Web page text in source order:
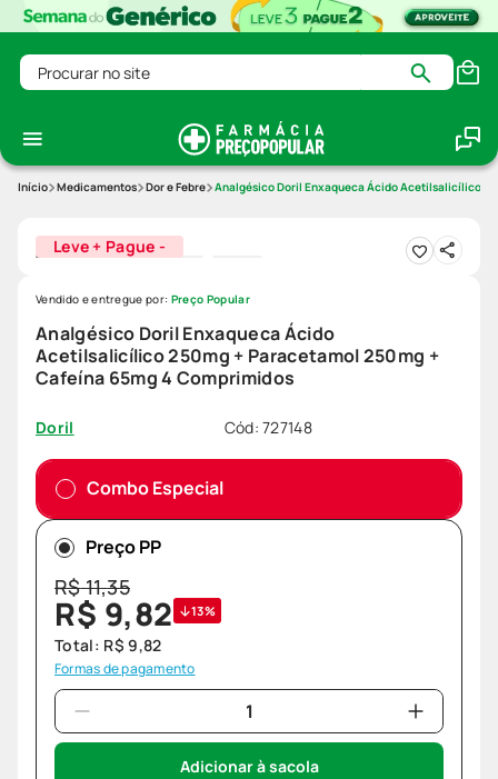
Procurar no site
Medicamentos Dor e Febre Analgésico Doril Enxaqueca Ácido Acetilsalicílico
Leve + Pague -
Analgésico Doril Enxaqueca Ácido
Acetilsalicílico 250mg + Paracetamol 250mg +
Cafeína 65mg 4 Comprimidos
Doril Cód:727148
Vendido e entregue por: Preço Popular
Combo Especial
Preço PP
R$11,35
R$ 9,82 13%
Total: R$ 9,82
Formas de pagamento
Adicionar à sacola